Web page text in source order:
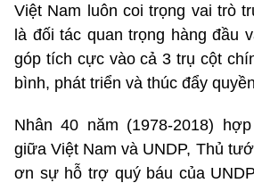
Việt Nam luôn coi trọng vai trò
là đối tác quan trọng hàng đầu
góp tích cực vào cả 3 trụ cột
bình, phát triển và thúc đẩy
Nhân 40 năm (1978-2018)
giữa Việt Nam và UNDP, Thủ
ơn sự hỗ trợ quý báu của